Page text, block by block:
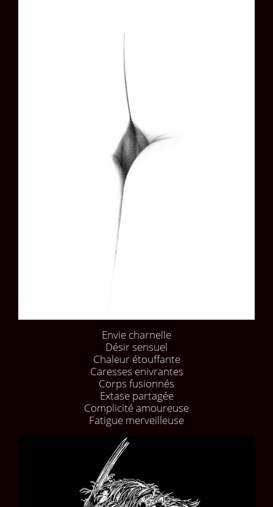
Envie charnelle
Désir sensuel
Chaleur étouffante
Caresses enivrantes
Corps fusionnés
Extase partagée
Complicité amoureuse
Fatigue merveilleuse